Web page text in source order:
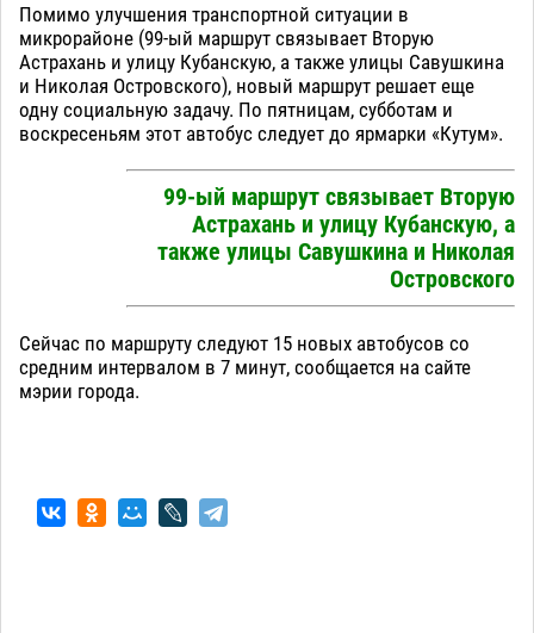
Помимо улучшения транспортной ситуации в
микрорайоне (99-ый маршрут связывает Вторую
Астрахань и улицу Кубанскую, а также улицы Савушкина
и Николая Островского), новый маршрут решает еще
одну социальную задачу. По пятницам, субботам и
воскресеньям этот автобус следует до ярмарки «Кутум».
99-ый маршрут связывает Вторую
Астрахань и улицу Кубанскую, а
также улицы Савушкина и Николая
Островского
Сейчас по маршруту следуют 15 новых автобусов со
средним интервалом в 7 минут, сообщается на сайте
мэрии города.